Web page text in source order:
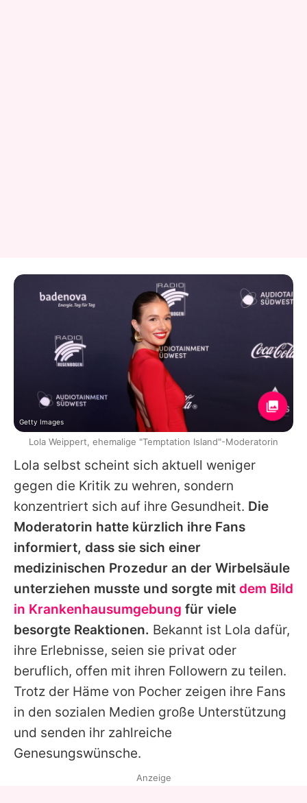
Lola selbst scheint sich aktuell weniger
gegen die Kritik zu wehren, sondern
konzentriert sich auf ihre Gesundheit. Die
Moderatorin hatte kürzlich ihre Fans
informiert, dass sie sich einer
medizinischen Prozedur an der Wirbelsäule
unterziehen musste und sorgte mit dem Bild
in Krankenhausumgebung für viele
besorgte Reaktionen. Bekannt ist Lola dafür,
ihre Erlebnisse, seien sie privat oder
beruflich, offen mit ihren Followern zu teilen.
Trotz der Häme von Pocher zeigen ihre Fans
in den sozialen Medien große Unterstützung
und senden ihr zahlreiche
Genesungswünsche.
Getty Images
Lola Weippert, ehemalige "Temptation Island"-Moderatorin
Anzeige